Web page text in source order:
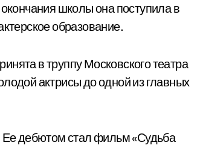
школы она поступила в
образование.
в труппу Московского театра
актрисы до одной из главных
Ее дебютом стал фильм «Судьба